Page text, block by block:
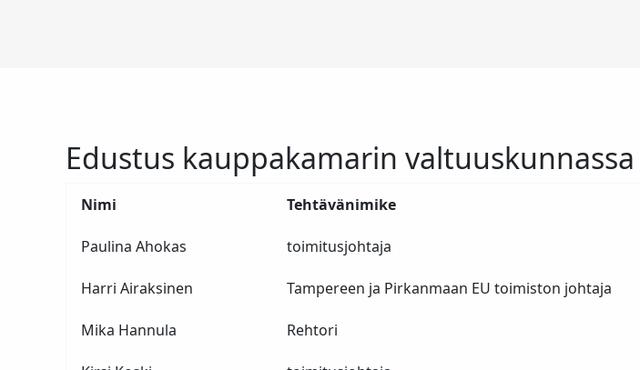
Edustus kauppakamarin valtuuskunnassa
Nimi Tehtävänimike
Paulina Ahokas toimitusjohtaja
Harri Airaksinen Tampereen ja Pirkanmaan EU toimiston johtaja
Mika Hannula Rehtori